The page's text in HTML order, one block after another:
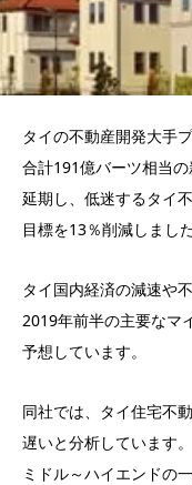
タイの不動産開発大手
合計191億バーツ相当
延期し、低迷するタイ
目標を13％削減しました
タイ国内経済の減速や
2019年前半の主要なマ
予想しています。
同社では、タイ住宅不
遅いと分析しています。
ミドル～ハイエンドの